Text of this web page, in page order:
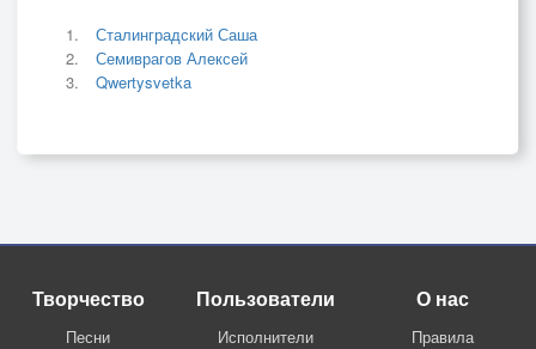
Сталинградский Саша
Семиврагов Алексей
Qwertysvetka
Творчество
Песни
Пользователи
Исполнители
О нас
Правила